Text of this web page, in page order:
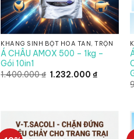
KHÁNG SINH BỘT HÒA TAN, TRỘN
Á CHÂU AMOX 500 – 1kg –
Gói 10in1
1.400.000₫ Giá
1.232.000₫Giá